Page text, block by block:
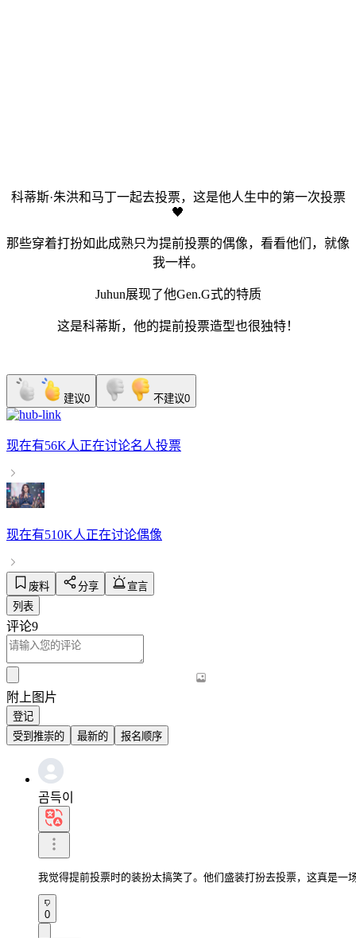
科蒂斯·朱洪和马丁一起去投票，这是他人生中的第一次投票
🖤
那些穿着打扮如此成熟只为提前投票的偶像，看看他们，就像
我一样。
Juhun展现了他Gen.G式的特质
这是科蒂斯，他的提前投票造型也很独特！
建议0 不建议0
现在有56K人正在讨论名人投票
现在有510K人正在讨论偶像
废料 分享
宣言
列表
评论9
附上图片
登记
受到推崇的
最新的 报名顺序
곰득이
我觉得提前投票时的装扮太搞笑了。他们盛装打扮去投票，这真是一
0